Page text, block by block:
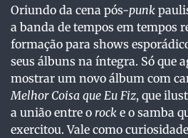
Oriundo da cena pós-punk
a banda de tempos em tempos
formação para shows
seus álbuns na íntegra. Só que
mostrar um novo álbum com
Melhor Coisa que Eu Fiz, que
a união entre o rock e o samba
exercitou. Vale como